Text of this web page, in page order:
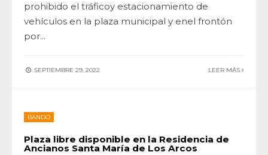
prohibido el tráficoy estacionamiento de
vehículos en la plaza municipal y enel frontón
por...
SEPTIEMBRE 29, 2022 LEER MÁS
BANDO
Plaza libre disponible en la Residencia de
Ancianos Santa María de Los Arcos